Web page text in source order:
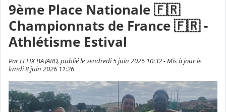
9ème Place Nationale 🇫🇷
Championnats de France 🇫🇷 -
Athlétisme Estival
Par FELIX BAJARD, publié le vendredi 5 juin 2026 10:32 - Mis à jour le
lundi 8 juin 2026 11:26